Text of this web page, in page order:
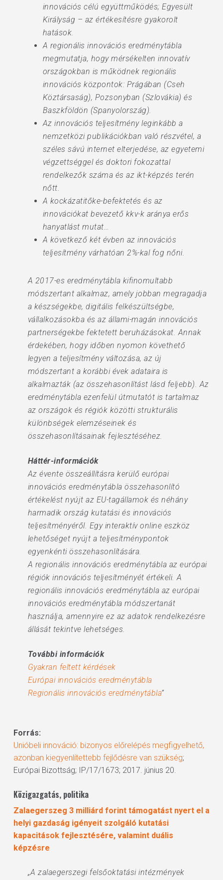
innovációs célú együttműködés; Egyesült
Királyság – az értékesítésre gyakorolt
hatások.
A regionális innovációs eredménytábla
megmutatja, hogy mérsékelten innovatív
országokban is működnek regionális
innovációs központok: Prágában (Cseh
Köztársaság), Pozsonyban (Szlovákia) és
Baszkföldön (Spanyolország).
Az innovációs teljesítmény leginkább a
nemzetközi publikációkban való részvétel, a
széles sávú internet elterjedése, az egyetemi
végzettséggel és doktori fokozattal
rendelkezők száma és az ikt-képzés terén
nőtt.
A kockázatitőke-befektetés és az
innovációkat bevezető kkv-k aránya erős
hanyatlást mutat…
A következő két évben az innovációs
teljesítmény várhatóan 2%-kal fog nőni.
A 2017-es eredménytábla kifinomultabb
módszertant alkalmaz, amely jobban megragadja
a készségekbe, digitális felkészültségbe,
vállalkozásokba és az állami-magán innovációs
partnerségekbe fektetett beruházásokat. Annak
érdekében, hogy időben nyomon követhető
legyen a teljesítmény változása, az új
módszertant a korábbi évek adataira is
alkalmazták (az összehasonlítást lásd feljebb). Az
eredménytábla ezenfelül útmutatót is tartalmaz
az országok és régiók közötti strukturális
különbségek elemzéseinek és
összehasonlításainak fejlesztéséhez.
Háttér-információk
Az évente összeállításra kerülő európai
innovációs eredménytábla összehasonlító
értékelést nyújt az EU-tagállamok és néhány
harmadik ország kutatási és innovációs
teljesítményéről. Egy interaktív online eszköz
lehetőséget nyújt a teljesítménypontok
egyenkénti összehasonlítására.
A regionális innovációs eredménytábla az európai
régiók innovációs teljesítményét értékeli. A
regionális innovációs eredménytábla az európai
innovációs eredménytábla módszertanát
használja, amennyire ez az adatok rendelkezésre
állását tekintve lehetséges.
További információk
Gyakran feltett kérdések
Európai innovációs eredménytábla
Regionális innovációs eredménytábla”
Forrás:
Unióbeli innováció: bizonyos előrelépés megfigyelhető,
azonban kiegyenlítettebb fejlődésre van szükség;
Európai Bizottság; IP/17/1673; 2017. június 20.
Közigazgatás, politika
Zalaegerszeg 3 milliárd forint támogatást nyert el a
helyi gazdaság igényeit szolgáló kutatási
kapacitások fejlesztésére, valamint duális
képzésre
„A zalaegerszegi felsőoktatási intézmények